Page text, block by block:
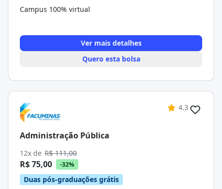
Campus 100% virtual
Ver mais detalhes
Quero esta bolsa
4.3
Administração Pública
12x de R$ 111,00
R$ 75,00 -32%
Duas pós-graduações grátis